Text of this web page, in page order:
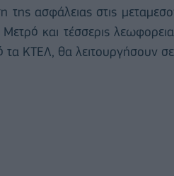
της ασφάλειας στις
και τέσσερις
τα ΚΤΕΛ, θα λειτουργήσουν